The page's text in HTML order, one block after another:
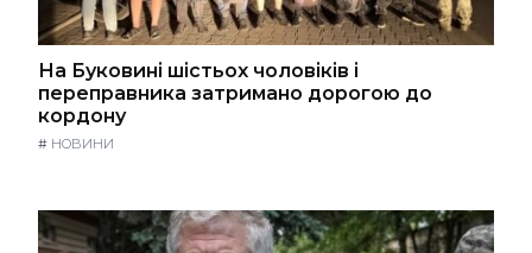
На Буковині шістьох чоловіків і
переправника затримано дорогою до
кордону
# НОВИНИ